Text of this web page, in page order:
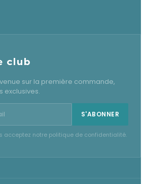
club
sur la première commande,
exclusives.
S'ABONNER
acceptez notre politique de confidentialité.